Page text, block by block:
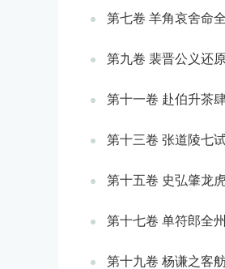
第七卷 羊角哀舍命
第九卷 裴晋公义还
第十一卷 赴伯升茶
第十三卷 张道陵七
第十五卷 史弘肇龙
第十七卷 单符郎全
第十九卷 杨谦之客